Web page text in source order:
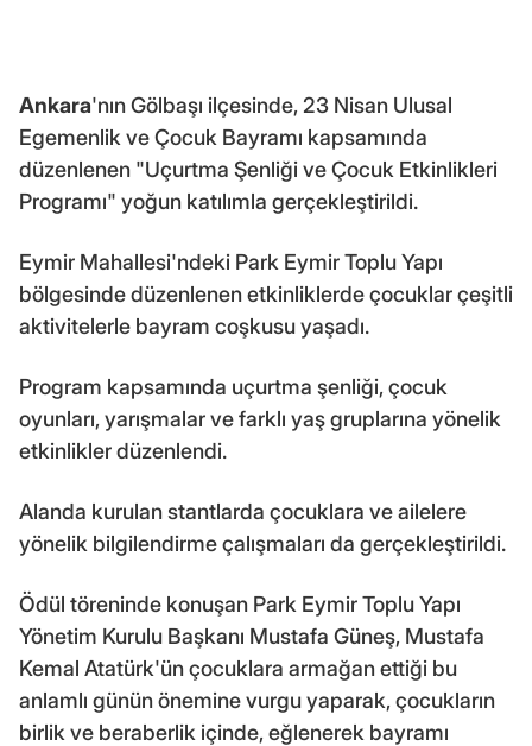
Ankara'nın Gölbaşı ilçesinde, 23 Nisan Ulusal
Egemenlik ve Çocuk Bayramı kapsamında
düzenlenen "Uçurtma Şenliği ve Çocuk Etkinlikleri
Programı" yoğun katılımla gerçekleştirildi.
Eymir Mahallesi'ndeki Park Eymir Toplu Yapı
bölgesinde düzenlenen etkinliklerde çocuklar çeşitli
aktivitelerle bayram coşkusu yaşadı.
Program kapsamında uçurtma şenliği, çocuk
oyunları, yarışmalar ve farklı yaş gruplarına yönelik
etkinlikler düzenlendi.
Alanda kurulan stantlarda çocuklara ve ailelere
yönelik bilgilendirme çalışmaları da gerçekleştirildi.
Ödül töreninde konuşan Park Eymir Toplu Yapı
Yönetim Kurulu Başkanı Mustafa Güneş, Mustafa
Kemal Atatürk'ün çocuklara armağan ettiği bu
anlamlı günün önemine vurgu yaparak, çocukların
birlik ve beraberlik içinde, eğlenerek bayramı